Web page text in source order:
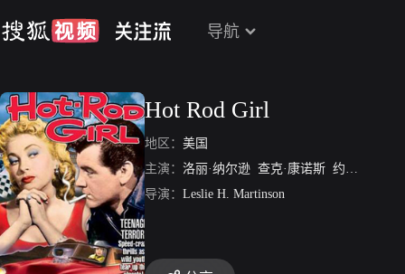
导航
Hot Rod Girl
地区： 美国
主演： 洛丽·纳尔逊 查克·康诺斯 约翰·史密斯
导演： Leslie H. Martinson